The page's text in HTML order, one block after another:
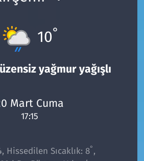
10°
yağmur yağışlı
Mart Cuma
17:15
Hissedilen Sıcaklık: 8° ,